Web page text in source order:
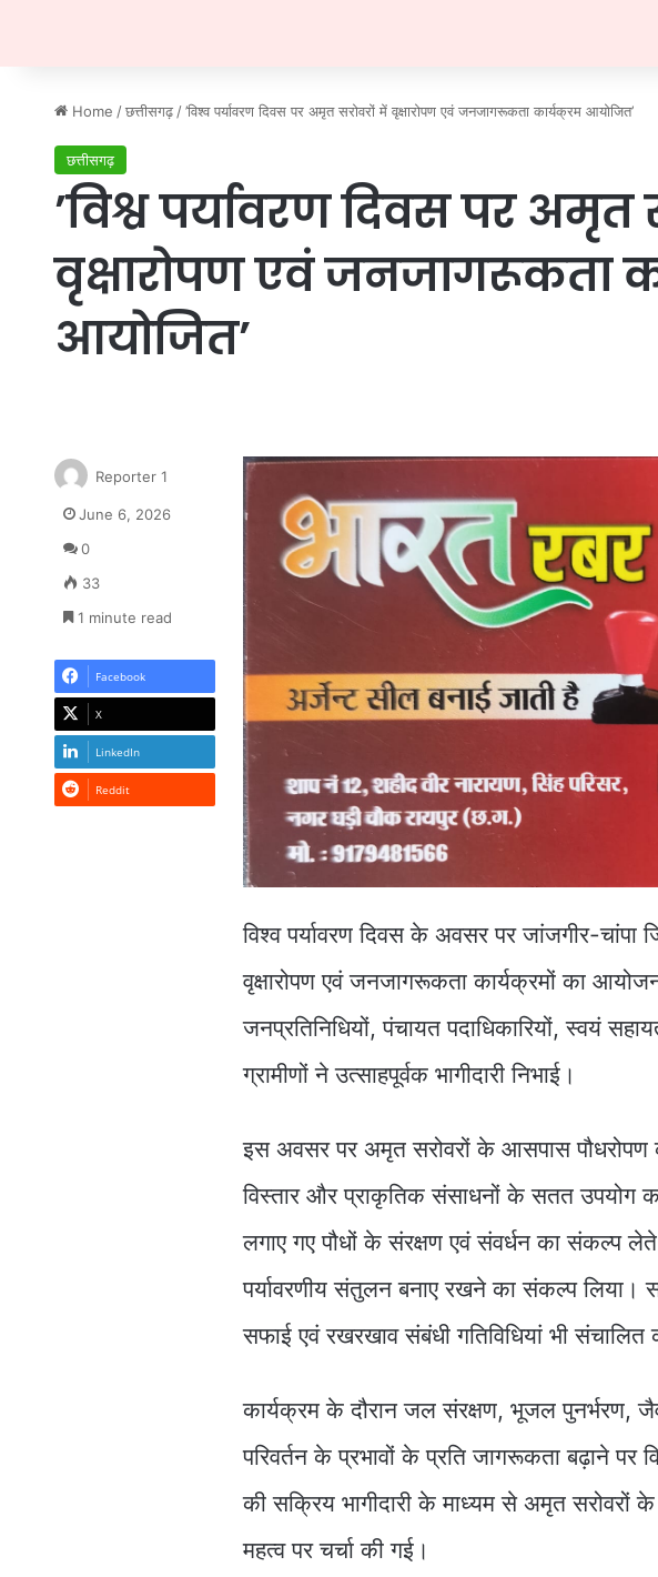
Home / छत्तीसगढ़ / ’विश्व पर्यावरण दिवस पर अमृत सरोवरों में वृक्षारोपण एवं जनजागरूकता कार्यक्रम आयोजित’
छत्तीसगढ़
’विश्व पर्यावरण दिवस पर अमृत
वृक्षारोपण एवं जनजागरूकता
आयोजित’
विश्व पर्यावरण दिवस के अवसर पर जांजगीर-चांपा
वृक्षारोपण एवं जनजागरूकता कार्यक्रमों का
जनप्रतिनिधियों, पंचायत पदाधिकारियों, स्वयं
ग्रामीणों ने उत्साहपूर्वक भागीदारी निभाई।
इस अवसर पर अमृत सरोवरों के आसपास पौधरोपण
विस्तार और प्राकृतिक संसाधनों के सतत उपयोग
लगाए गए पौधों के संरक्षण एवं संवर्धन का संकल्प
पर्यावरणीय संतुलन बनाए रखने का संकल्प लिया।
सफाई एवं रखरखाव संबंधी गतिविधियां भी संचालित
कार्यक्रम के दौरान जल संरक्षण, भूजल पुनर्भरण,
परिवर्तन के प्रभावों के प्रति जागरूकता बढ़ाने पर
की सक्रिय भागीदारी के माध्यम से अमृत सरोवरों
महत्व पर चर्चा की गई।
Reporter 1
June 6, 2026
0
33
1 minute read
Facebook
X
LinkedIn
Reddit